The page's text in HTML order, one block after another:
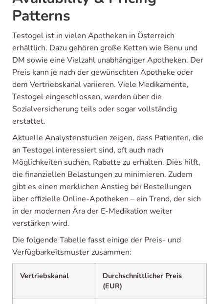
Patterns
Testogel ist in vielen Apotheken in Österreich
erhältlich. Dazu gehören große Ketten wie Benu und
DM sowie eine Vielzahl unabhängiger Apotheken. Der
Preis kann je nach der gewünschten Apotheke oder
dem Vertriebskanal variieren. Viele Medikamente,
Testogel eingeschlossen, werden über die
Sozialversicherung teils oder sogar vollständig
erstattet.
Aktuelle Analystenstudien zeigen, dass Patienten, die
an Testogel interessiert sind, oft auch nach
Möglichkeiten suchen, Rabatte zu erhalten. Dies hilft,
die finanziellen Belastungen zu minimieren. Zudem
gibt es einen merklichen Anstieg bei Bestellungen
über offizielle Online-Apotheken – ein Trend, der sich
in der modernen Ära der E-Medikation weiter
verstärken wird.
Die folgende Tabelle fasst einige der Preis- und
Verfügbarkeitsmuster zusammen:
Vertriebskanal
Durchschnittlicher Preis
(EUR)